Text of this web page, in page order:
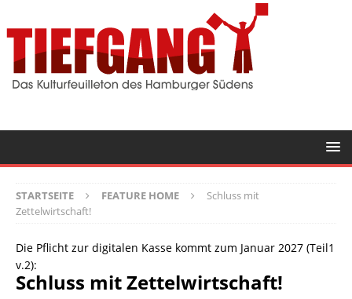
STARTSEITE FEATURE HOME
Schluss mit
Zettelwirtschaft!
Die Pflicht zur digitalen Kasse kommt zum Januar 2027 (Teil1
v.2):
Schluss mit Zettelwirtschaft!